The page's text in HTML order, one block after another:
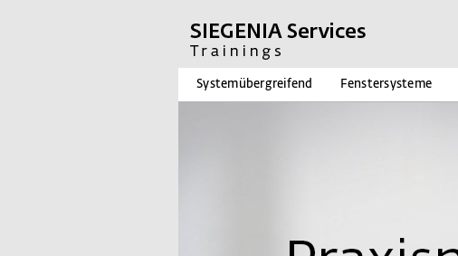
Systemübergreifend Fenstersysteme